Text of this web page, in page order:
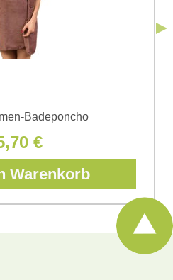
Badeponcho
€
Warenkorb